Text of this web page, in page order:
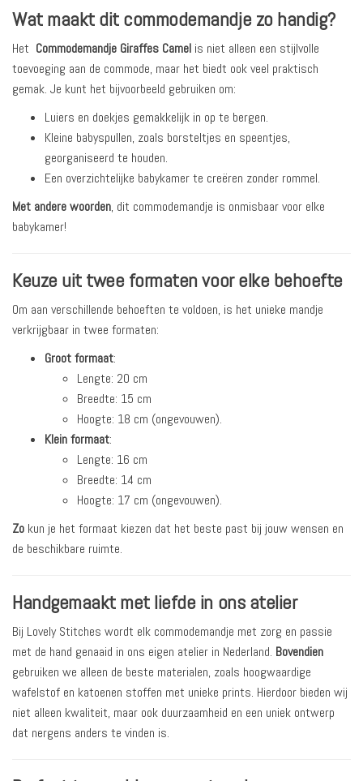
Wat maakt dit commodemandje zo handig?
Het Commodemandje Giraffes Camel is niet alleen een stijlvolle
toevoeging aan de commode, maar het biedt ook veel praktisch
gemak. Je kunt het bijvoorbeeld gebruiken om:
Luiers en doekjes gemakkelijk in op te bergen.
Kleine babyspullen, zoals borsteltjes en speentjes,
georganiseerd te houden.
Een overzichtelijke babykamer te creëren zonder rommel.
Met andere woorden, dit commodemandje is onmisbaar voor elke
babykamer!
Keuze uit twee formaten voor elke behoefte
Om aan verschillende behoeften te voldoen, is het unieke mandje
verkrijgbaar in twee formaten:
Groot formaat:
Lengte: 20 cm
Breedte: 15 cm
Hoogte: 18 cm (ongevouwen).
Klein formaat:
Lengte: 16 cm
Breedte: 14 cm
Hoogte: 17 cm (ongevouwen).
Zo kun je het formaat kiezen dat het beste past bij jouw wensen en
de beschikbare ruimte.
Handgemaakt met liefde in ons atelier
Bij Lovely Stitches wordt elk commodemandje met zorg en passie
met de hand genaaid in ons eigen atelier in Nederland. Bovendien
gebruiken we alleen de beste materialen, zoals hoogwaardige
wafelstof en katoenen stoffen met unieke prints. Hierdoor bieden wij
niet alleen kwaliteit, maar ook duurzaamheid en een uniek ontwerp
dat nergens anders te vinden is.